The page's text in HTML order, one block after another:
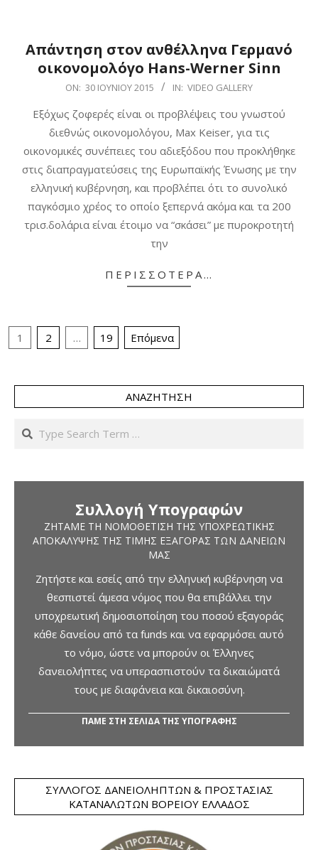
Απάντηση στον ανθέλληνα Γερμανό
οικονομολόγο Hans-Werner Sinn
ON: 30 ΙΟΥΝΊΟΥ 2015 IN: VIDEO GALLERY
Εξόχως ζοφερές είναι οι προβλέψεις του γνωστού
διεθνώς οικονομολόγου, Max Keiser, για τις
οικονομικές συνέπειες του αδιεξόδου που προκλήθηκε
στις διαπραγματεύσεις της Ευρωπαϊκής Ένωσης με την
ελληνική κυβέρνηση, και προβλέπει ότι το συνολικό
παγκόσμιο χρέος το οποίο ξεπερνά ακόμα και τα 200
τρισ.δολάρια είναι έτοιμο να “σκάσει” με πυροκροτητή
την
ΠΕΡΙΣΣΌΤΕΡΑ…
Σελιδοποίηση
1 2 … 19 Επόμενα
ΑΝΑΖΉΤΗΣΗ
Search
Συλλογή Υπογραφών
ΖΗΤΆΜΕ ΤΗ ΝΟΜΟΘΈΤΙΣΗ ΤΗΣ ΥΠΟΧΡΕΩΤΙΚΉΣ
ΑΠΟΚΆΛΥΨΗΣ ΤΗΣ ΤΙΜΉΣ ΕΞΑΓΟΡΆΣ ΤΩΝ ΔΑΝΕΊΩΝ
ΜΑΣ
Ζητήστε και εσείς από την ελληνική κυβέρνηση να
θεσπιστεί άμεσα νόμος που θα επιβάλλει την
υποχρεωτική δημοσιοποίηση του ποσού εξαγοράς
κάθε δανείου από τα funds και να εφαρμόσει αυτό
το νόμο, ώστε να μπορούν οι Έλληνες
δανειολήπτες να υπερασπιστούν τα δικαιώματά
τους με διαφάνεια και δικαιοσύνη.
ΠΑΜΕ ΣΤΗ ΣΕΛΙΔΑ ΤΗΣ ΥΠΟΓΡΑΦΗΣ
ΣΎΛΛΟΓΟΣ ΔΑΝΕΙΟΛΗΠΤΏΝ & ΠΡΟΣΤΑΣΊΑΣ
ΚΑΤΑΝΑΛΩΤΏΝ ΒΟΡΕΊΟΥ ΕΛΛΆΔΟΣ